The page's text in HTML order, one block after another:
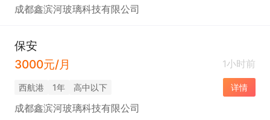
成都鑫滨河玻璃科技有限公司
保安
3000元/月
1小时前
西航港 1年 高中以下 详情
成都鑫滨河玻璃科技有限公司